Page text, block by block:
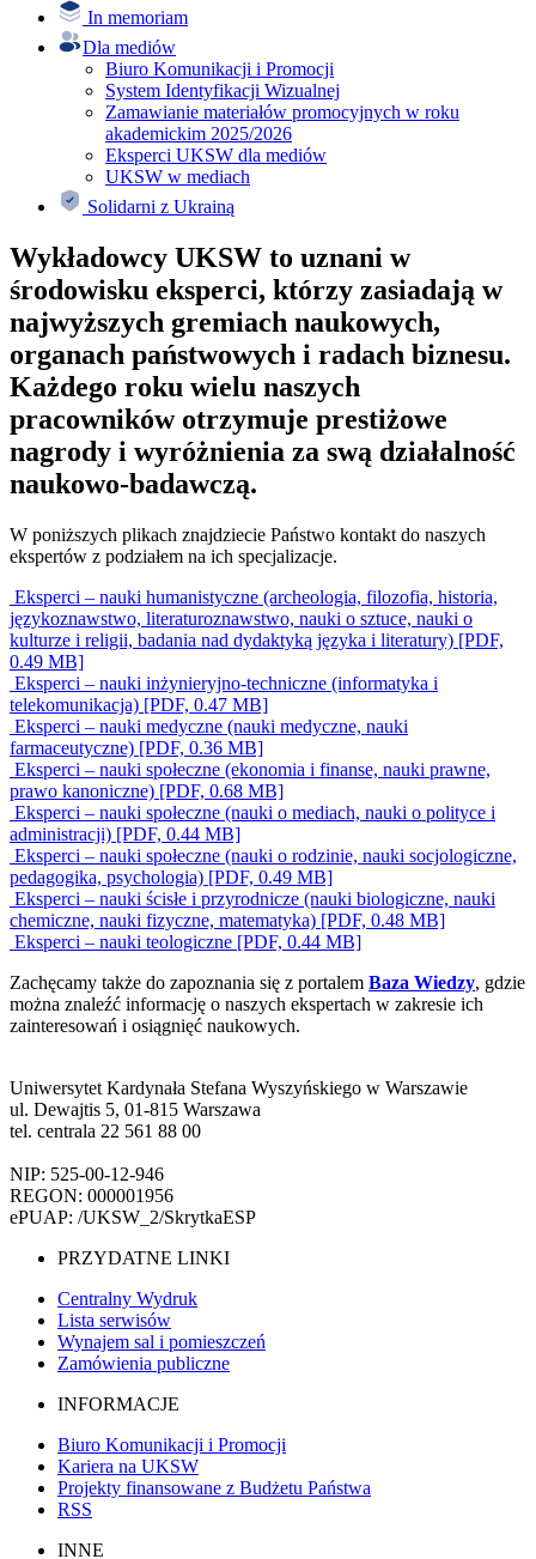
In memoriam
Dla mediów
Biuro Komunikacji i Promocji
System Identyfikacji Wizualnej
Zamawianie materiałów promocyjnych w roku
akademickim 2025/2026
Eksperci UKSW dla mediów
UKSW w mediach
Solidarni z Ukrainą
Wykładowcy UKSW to uznani w
środowisku eksperci, którzy zasiadają w
najwyższych gremiach naukowych,
organach państwowych i radach biznesu.
Każdego roku wielu naszych
pracowników otrzymuje prestiżowe
nagrody i wyróżnienia za swą działalność
naukowo-badawczą.
W poniższych plikach znajdziecie Państwo kontakt do naszych
ekspertów z podziałem na ich specjalizacje.
Eksperci – nauki humanistyczne (archeologia, filozofia, historia,
językoznawstwo, literaturoznawstwo, nauki o sztuce, nauki o
kulturze i religii, badania nad dydaktyką języka i literatury) [PDF,
0.49 MB]
Eksperci – nauki inżynieryjno-techniczne (informatyka i
telekomunikacja) [PDF, 0.47 MB]
Eksperci – nauki medyczne (nauki medyczne, nauki
farmaceutyczne) [PDF, 0.36 MB]
Eksperci – nauki społeczne (ekonomia i finanse, nauki prawne,
prawo kanoniczne) [PDF, 0.68 MB]
Eksperci – nauki społeczne (nauki o mediach, nauki o polityce i
administracji) [PDF, 0.44 MB]
Eksperci – nauki społeczne (nauki o rodzinie, nauki socjologiczne,
pedagogika, psychologia) [PDF, 0.49 MB]
Eksperci – nauki ścisłe i przyrodnicze (nauki biologiczne, nauki
chemiczne, nauki fizyczne, matematyka) [PDF, 0.48 MB]
Eksperci – nauki teologiczne [PDF, 0.44 MB]
Zachęcamy także do zapoznania się z portalem Baza Wiedzy, gdzie
można znaleźć informację o naszych ekspertach w zakresie ich
zainteresowań i osiągnięć naukowych.
Uniwersytet Kardynała Stefana Wyszyńskiego w Warszawie
ul. Dewajtis 5, 01-815 Warszawa
tel. centrala 22 561 88 00
NIP: 525-00-12-946
REGON: 000001956
ePUAP: /UKSW_2/SkrytkaESP
PRZYDATNE LINKI
Centralny Wydruk
Lista serwisów
Wynajem sal i pomieszczeń
Zamówienia publiczne
INFORMACJE
Biuro Komunikacji i Promocji
Kariera na UKSW
Projekty finansowane z Budżetu Państwa
RSS
INNE